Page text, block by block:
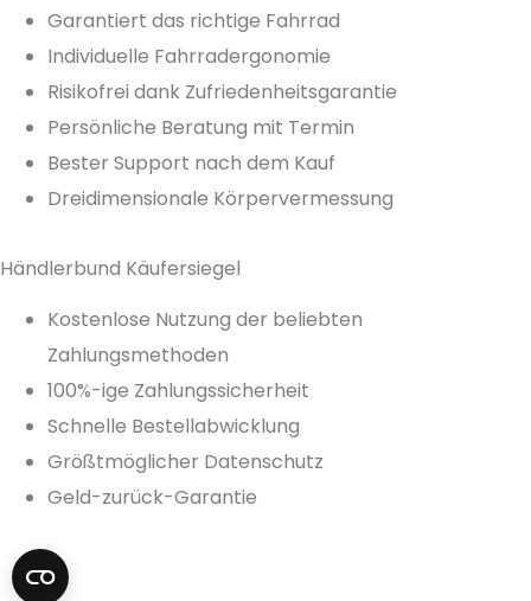
Garantiert das richtige Fahrrad
Individuelle Fahrradergonomie
Risikofrei dank Zufriedenheitsgarantie
Persönliche Beratung mit Termin
Bester Support nach dem Kauf
Dreidimensionale Körpervermessung
Händlerbund Käufersiegel
Kostenlose Nutzung der beliebten
Zahlungsmethoden
100%-ige Zahlungssicherheit
Schnelle Bestellabwicklung
Größtmöglicher Datenschutz
Geld-zurück-Garantie